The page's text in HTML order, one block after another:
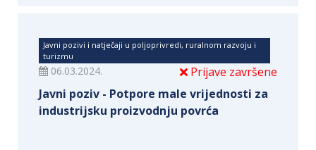
Javni pozivi i natječaji u poljoprivredi, ruralnom razvoju i
turizmu
Prijave završene
06.03.2024.
Javni poziv - Potpore male vrijednosti za
industrijsku proizvodnju povrća